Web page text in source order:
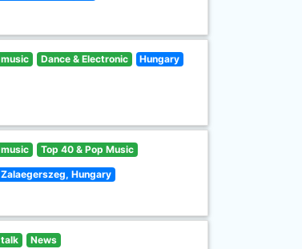
music Dance & Electronic Hungary
music Top 40 & Pop Music
Zalaegerszeg, Hungary
talk News